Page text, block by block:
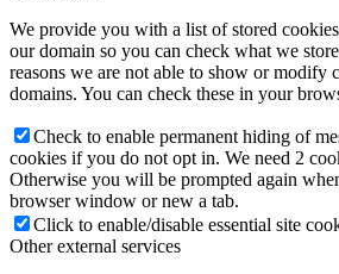
We provide you with a list of stored
our domain so you can check what we
reasons we are not able to show or modify
domains. You can check these in your
Check to enable permanent hiding of
cookies if you do not opt in. We need 2
Otherwise you will be prompted again
browser window or new a tab.
Click to enable/disable essential site
Other external services